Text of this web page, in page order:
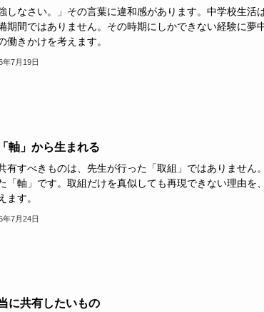
しなさい。」その言葉に違和感があります。中学校生活
期間ではありません。その時期にしかできない経験に夢
働きかけを考えます。
年7月19日
軸」から生まれる
有すべきものは、先生が行った「取組」ではありません
「軸」です。取組だけを真似しても再現できない理由を
ます。
年7月24日
に共有したいもの